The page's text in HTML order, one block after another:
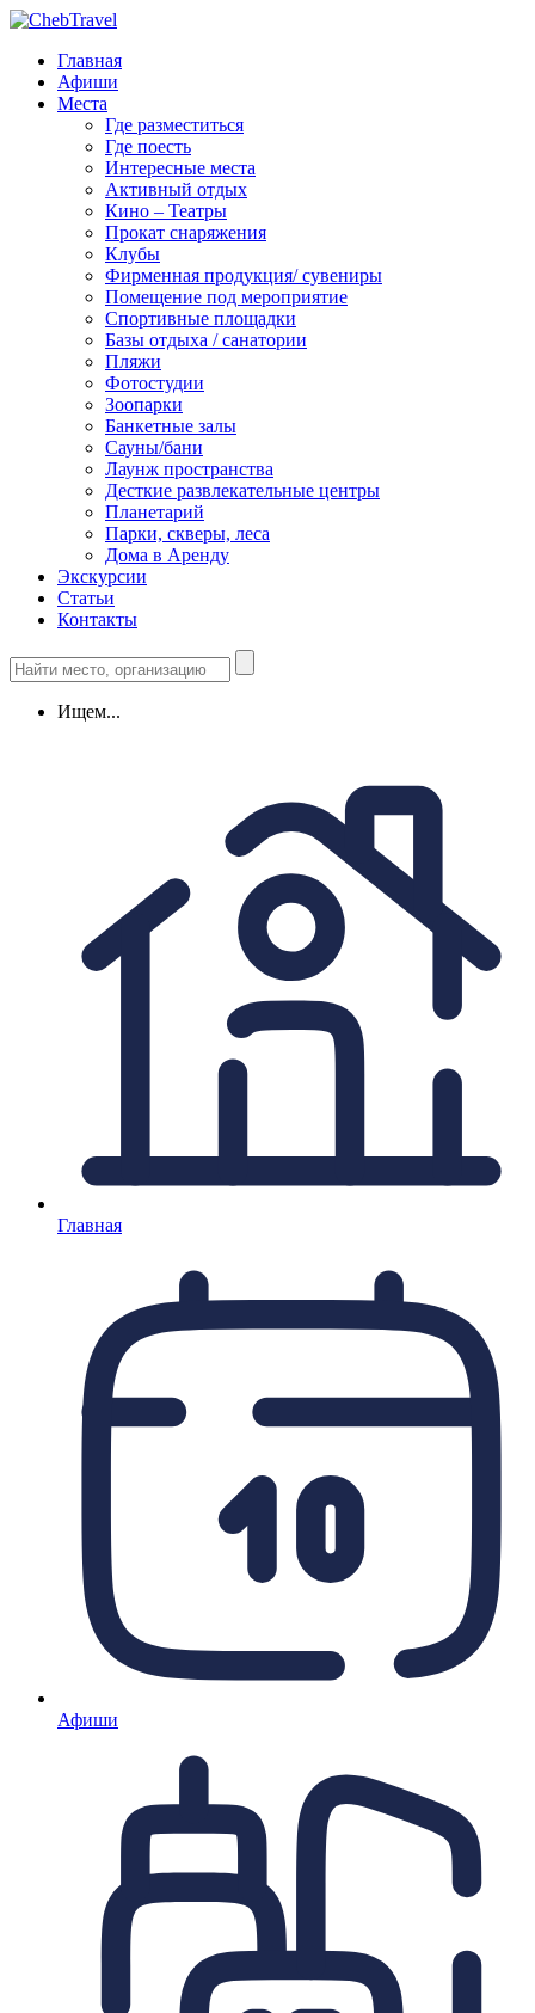
Главная
Афиши
Места
Где разместиться
Где поесть
Интересные места
Активный отдых
Кино – Театры
Прокат снаряжения
Клубы
Фирменная продукция/ сувениры
Помещение под мероприятие
Спортивные площадки
Базы отдыха / санатории
Пляжи
Фотостудии
Зоопарки
Банкетные залы
Сауны/бани
Лаунж пространства
Десткие развлекательные центры
Планетарий
Парки, скверы, леса
Дома в Аренду
Экскурсии
Статьи
Контакты
Ищем...
Главная
Афиши